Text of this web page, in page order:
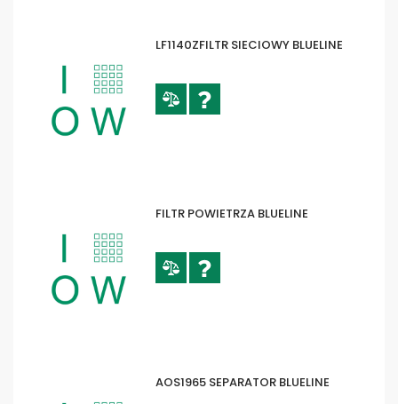
LF1140ZFILTR SIECIOWY BLUELINE
FILTR POWIETRZA BLUELINE
AOS1965 SEPARATOR BLUELINE